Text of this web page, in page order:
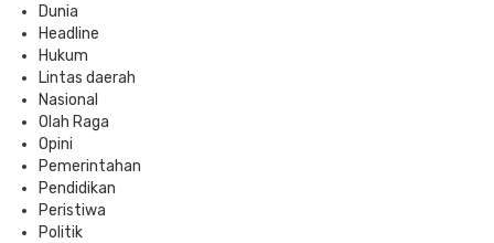
Dunia
Headline
Hukum
Lintas daerah
Nasional
Olah Raga
Opini
Pemerintahan
Pendidikan
Peristiwa
Politik